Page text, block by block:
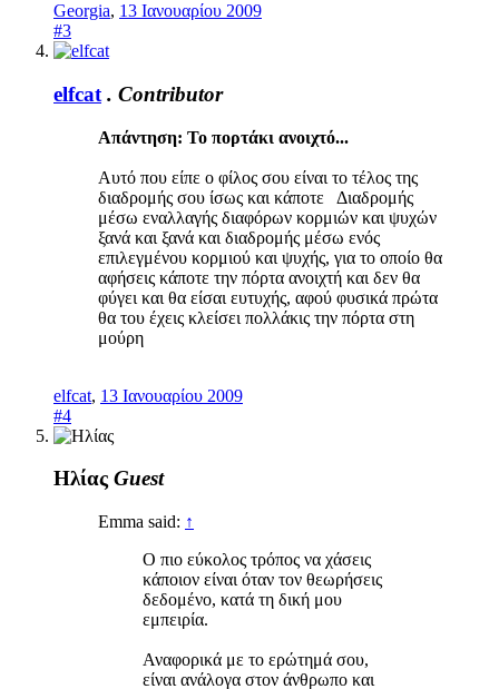
Georgia, 13 Ιανουαρίου 2009
#3
elfcat . Contributor
Απάντηση: Το πορτάκι ανοιχτό...
Αυτό που είπε ο φίλος σου είναι το τέλος της
διαδρομής σου ίσως και κάποτε Διαδρομής
μέσω εναλλαγής διαφόρων κορμιών και ψυχών
ξανά και ξανά και διαδρομής μέσω ενός
επιλεγμένου κορμιού και ψυχής, για το οποίο θα
αφήσεις κάποτε την πόρτα ανοιχτή και δεν θα
φύγει και θα είσαι ευτυχής, αφού φυσικά πρώτα
θα του έχεις κλείσει πολλάκις την πόρτα στη
μούρη
elfcat, 13 Ιανουαρίου 2009
#4
Ηλίας Guest
Emma said: ↑
Ο πιο εύκολος τρόπος να χάσεις
κάποιον είναι όταν τον θεωρήσεις
δεδομένο, κατά τη δική μου
εμπειρία.
Αναφορικά με το ερώτημά σου,
είναι ανάλογα στον άνθρωπο και